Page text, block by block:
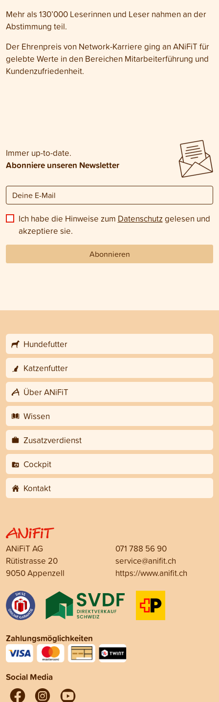
Mehr als 130’000 Leserinnen und Leser nahmen an der
Abstimmung teil.
Der Ehrenpreis von Network-Karriere ging an ANiFiT für
gelebte Werte in den Bereichen Mitarbeiterführung und
Kundenzufriedenheit.
Immer up-to-date.
Abonniere unseren Newsletter
Ich habe die Hinweise zum Datenschutz gelesen und
akzeptiere sie.
Abonnieren
Hundefutter
Katzenfutter
Über ANiFiT
Wissen
Zusatzverdienst
Cockpit
Kontakt
ANiFiT AG
Rütistrasse 20
9050 Appenzell
071 788 56 90
service@anifit.ch
https://www.anifit.ch
Zahlungsmöglichkeiten
Social Media